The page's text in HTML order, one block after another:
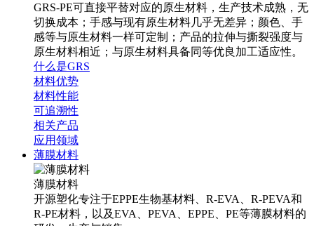
GRS-PE可直接平替对应的原生材料，生产技术成熟，无
切换成本；手感与现有原生材料几乎无差异；颜色、手
感等与原生材料一样可定制；产品的拉伸与撕裂强度与
原生材料相近；与原生材料具备同等优良加工适应性。
什么是GRS
材料优势
材料性能
可追溯性
相关产品
应用领域
薄膜材料
薄膜材料
开源塑化专注于EPPE生物基材料、R-EVA、R-PEVA和
R-PE材料，以及EVA、PEVA、EPPE、PE等薄膜材料的